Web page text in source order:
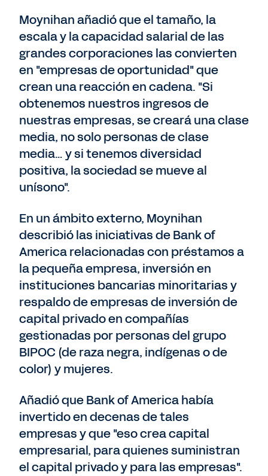
Moynihan añadió que el tamaño, la
escala y la capacidad salarial de las
grandes corporaciones las convierten
en "empresas de oportunidad" que
crean una reacción en cadena. "Si
obtenemos nuestros ingresos de
nuestras empresas, se creará una clase
media, no solo personas de clase
media… y si tenemos diversidad
positiva, la sociedad se mueve al
unísono".
En un ámbito externo, Moynihan
describió las iniciativas de Bank of
America relacionadas con préstamos a
la pequeña empresa, inversión en
instituciones bancarias minoritarias y
respaldo de empresas de inversión de
capital privado en compañías
gestionadas por personas del grupo
BIPOC (de raza negra, indígenas o de
color) y mujeres.
Añadió que Bank of America había
invertido en decenas de tales
empresas y que "eso crea capital
empresarial, para quienes suministran
el capital privado y para las empresas".